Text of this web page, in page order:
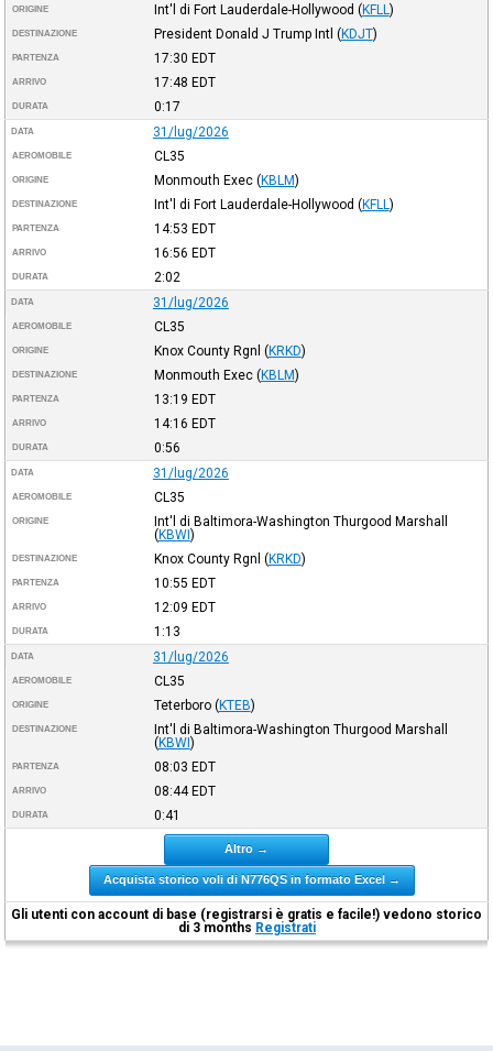
ORIGINE Int'l di Fort Lauderdale-Hollywood (KFLL )
DESTINAZIONE President Donald J Trump Intl (KDJT)
PARTENZA 17:30 EDT
ARRIVO 17:48 EDT
DURATA 0:17
DATA 31/lug/2026
AEROMOBILE CL35
ORIGINE Monmouth Exec (KBLM)
DESTINAZIONE Int'l di Fort Lauderdale-Hollywood (KFLL )
PARTENZA 14:53 EDT
ARRIVO 16:56 EDT
DURATA 2:02
DATA 31/lug/2026
AEROMOBILE CL35
ORIGINE Knox County Rgnl (KRKD)
DESTINAZIONE Monmouth Exec (KBLM)
PARTENZA 13:19 EDT
ARRIVO 14:16 EDT
DURATA 0:56
DATA 31/lug/2026
AEROMOBILE CL35
ORIGINE
Int'l di Baltimora-Washington Thurgood Marshall
(KBWI)
DESTINAZIONE Knox County Rgnl (KRKD)
PARTENZA 10:55 EDT
ARRIVO 12:09 EDT
DURATA 1:13
DATA 31/lug/2026
AEROMOBILE CL35
ORIGINE Teterboro (KTEB)
DESTINAZIONE
Int'l di Baltimora-Washington Thurgood Marshall
(KBWI)
PARTENZA 08:03 EDT
ARRIVO 08:44EDT
DURATA 0:41
Altro →
Acquista storico voli di N776QS in formato Excel →
Gli utenti con account di base (registrarsi è gratis e facile!) vedono storico
di 3 months Registrati